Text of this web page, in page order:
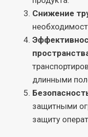
Снижение
длинными
защитными
защиту